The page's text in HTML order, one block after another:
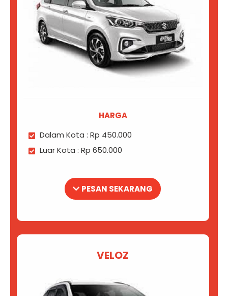
HARGA
Dalam Kota : Rp 450.000
Luar Kota : Rp 650.000
PESAN SEKARANG
VELOZ